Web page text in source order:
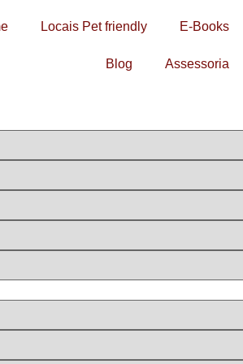
Locais Pet friendly E-Books
Blog Assessoria